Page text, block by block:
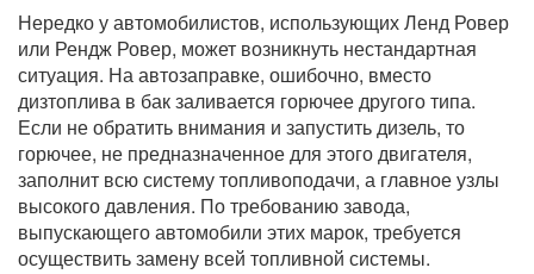
Нередко у автомобилистов, использующих Ленд Ровер
или Рендж Ровер, может возникнуть нестандартная
ситуация. На автозаправке, ошибочно, вместо
дизтоплива в бак заливается горючее другого типа.
Если не обратить внимания и запустить дизель, то
горючее, не предназначенное для этого двигателя,
заполнит всю систему топливоподачи, а главное узлы
высокого давления. По требованию завода,
выпускающего автомобили этих марок, требуется
осуществить замену всей топливной системы.